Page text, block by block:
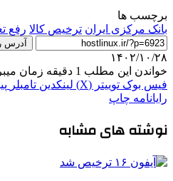
برچسب ها
بانک مرکزی ایران ترخیص کالا رفع
آدرس
۱۴۰۲/۱۰/۲۸
خواندن این مطلب 1 دقیقه زمان میبرد
فیس بوک توییتر (X) لینکدین ‫تامبلر
رایانامه چاپ
نوشته های مشابه